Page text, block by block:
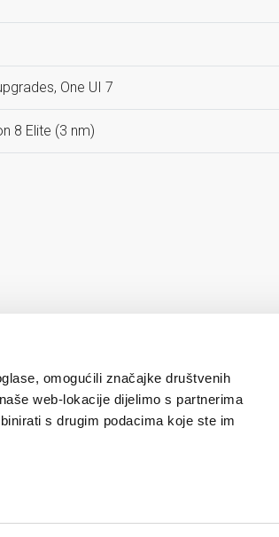
omogućili značajke društvenih
web-lokacije dijelimo s partnerima
s drugim podacima koje ste im
One UI 7
8 Elite (3 nm)
/Politika zaštite privatnosti korisnika/Politika